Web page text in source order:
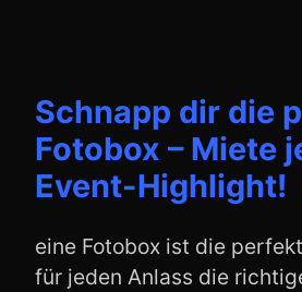
Schnapp dir die
Fotobox – Miete
Event-Highlight!
eine Fotobox ist die
für jeden Anlass die